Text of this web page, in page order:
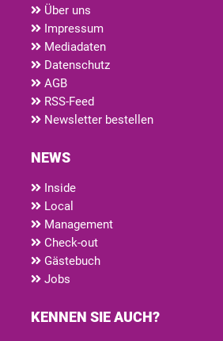
Über uns
Impressum
Mediadaten
Datenschutz
AGB
RSS-Feed
Newsletter bestellen
NEWS
Inside
Local
Management
Check-out
Gästebuch
Jobs
KENNEN SIE AUCH?